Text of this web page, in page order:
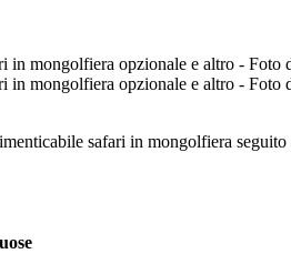
safari in mongolfiera